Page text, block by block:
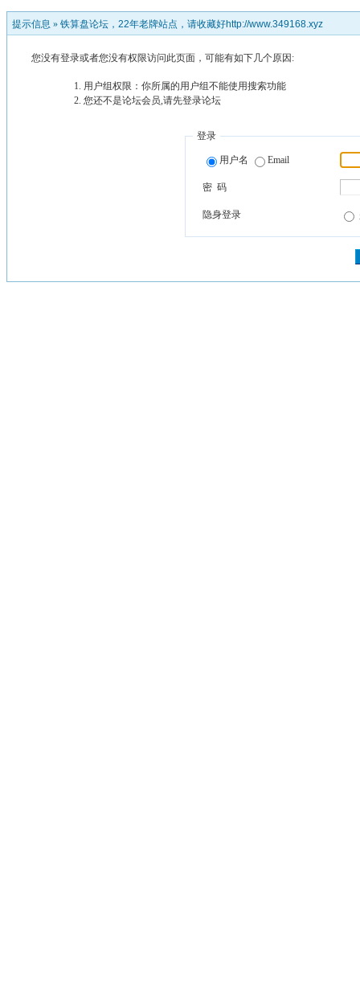
提示信息 » 铁算盘论坛，22年老牌站点，请收藏好http://www.349168.xyz
您没有登录或者您没有权限访问此页面，可能有如下几个原因:
用户组权限：你所属的用户组不能使用搜索功能
您还不是论坛会员,请先登录论坛
登录
用户名 Email
密 码
隐身登录